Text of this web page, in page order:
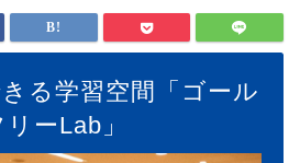
る学習空間「ゴール
リーLab」